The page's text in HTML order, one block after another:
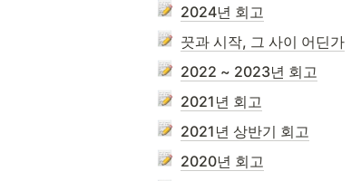
2024년 회고
끗과 시작, 그 사이 어딘가
2022 ~ 2023년 회고
2021년 회고
2021년 상반기 회고
2020년 회고